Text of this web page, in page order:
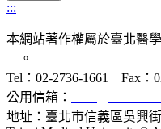
:::
本網站著作權屬於臺北醫
。
Tel：02-2736-1661 Fax：
公用信箱：
地址：臺北市信義區吳興